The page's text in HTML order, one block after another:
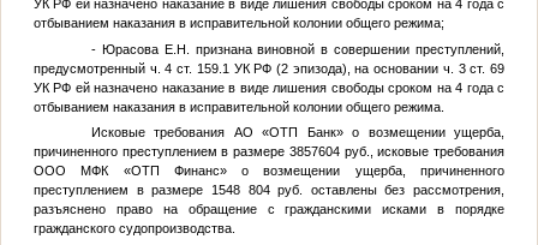
УК РФ ей назначено наказание в виде лишения свободы сроком на 4 года с
отбыванием наказания в исправительной колонии общего режима;
- Юрасова Е.Н. признана виновной в совершении преступлений,
предусмотренный ч. 4 ст. 159.1 УК РФ (2 эпизода), на основании ч. 3 ст. 69
УК РФ ей назначено наказание в виде лишения свободы сроком на 4 года с
отбыванием наказания в исправительной колонии общего режима.
Исковые требования АО «ОТП Банк» о возмещении ущерба,
причиненного преступлением в размере 3857604 руб., исковые требования
ООО МФК «ОТП Финанс» о возмещении ущерба, причиненного
преступлением в размере 1548 804 руб. оставлены без рассмотрения,
разъяснено право на обращение с гражданскими исками в порядке
гражданского судопроизводства.